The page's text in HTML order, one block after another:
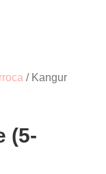
/ Kangur
(5-